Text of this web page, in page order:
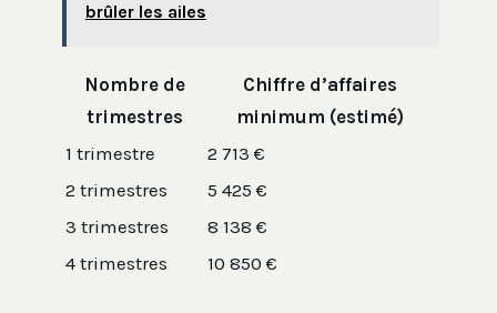
brûler les ailes
Nombre de
trimestres
Chiffre d’affaires
minimum (estimé)
1 trimestre
2 713 €
2 trimestres
5 425 €
3 trimestres
8 138 €
4 trimestres
10 850 €